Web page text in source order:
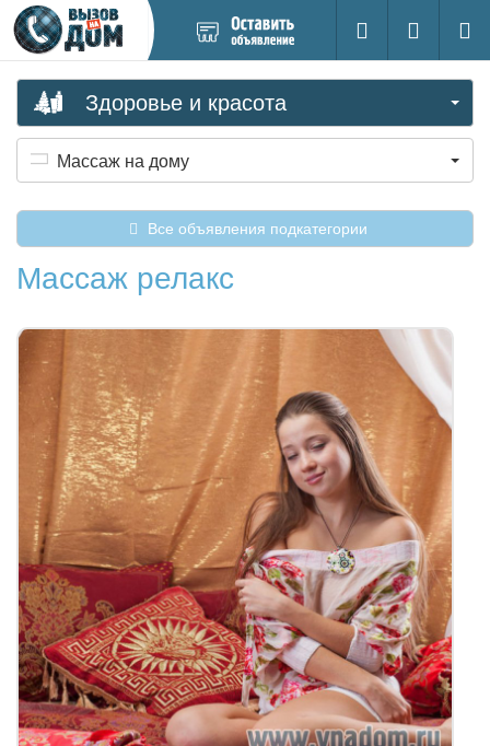
новое
Поиск
Вход на
Здоровье и красота
Массаж на дому
Все объявления подкатегории
Массаж релакс